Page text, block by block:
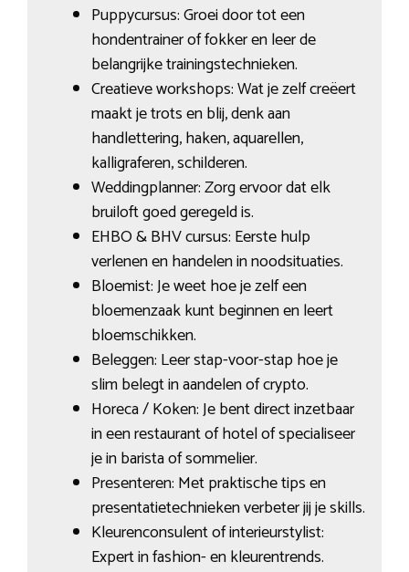
Puppycursus: Groei door tot een
hondentrainer of fokker en leer de
belangrijke trainingstechnieken.
Creatieve workshops: Wat je zelf creëert
maakt je trots en blij, denk aan
handlettering, haken, aquarellen,
kalligraferen, schilderen.
Weddingplanner: Zorg ervoor dat elk
bruiloft goed geregeld is.
EHBO & BHV cursus: Eerste hulp
verlenen en handelen in noodsituaties.
Bloemist: Je weet hoe je zelf een
bloemenzaak kunt beginnen en leert
bloemschikken.
Beleggen: Leer stap-voor-stap hoe je
slim belegt in aandelen of crypto.
Horeca / Koken: Je bent direct inzetbaar
in een restaurant of hotel of specialiseer
je in barista of sommelier.
Presenteren: Met praktische tips en
presentatietechnieken verbeter jij je skills.
Kleurenconsulent of interieurstylist:
Expert in fashion- en kleurentrends.